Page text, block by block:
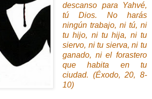
descanso para Yahvé,
tú Dios. No harás
ningún trabajo, ni tú, ni
tu hijo, ni tu hija, ni tu
siervo, ni tu sierva, ni tu
ganado, ni el forastero
que habita en tu
ciudad. (Éxodo, 20, 8-
10)